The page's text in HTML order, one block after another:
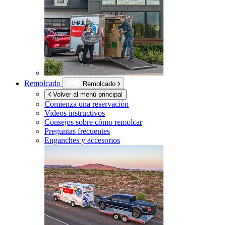
Remolcado
Remolcado
Volver al menú principal
Comienza una reservación
Videos instructivos
Consejos sobre cómo remolcar
Preguntas frecuentes
Enganches y accesorios